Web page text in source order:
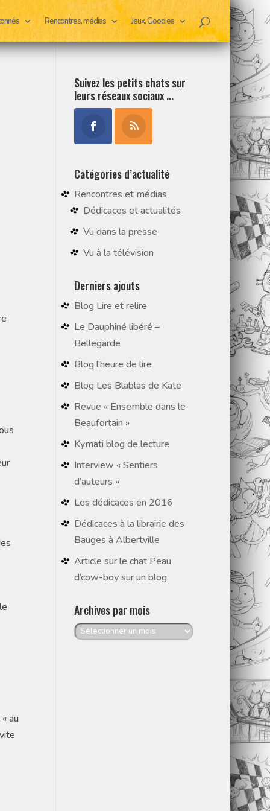
Rencontres, médias Jeux, Goodies
au
Suivez les petits chats sur
leurs réseaux sociaux ...
Catégories d’actualité
Rencontres et médias
Dédicaces et actualités
Vu dans la presse
Vu à la télévision
Derniers ajouts
Blog Lire et relire
Le Dauphiné libéré –
Bellegarde
Blog l’heure de lire
Blog Les Blablas de Kate
Revue « Ensemble dans le
Beaufortain »
Kymati blog de lecture
Interview « Sentiers
d’auteurs »
Les dédicaces en 2016
Dédicaces à la librairie des
Bauges à Albertville
Article sur le chat Peau
d’cow-boy sur un blog
Archives par mois
Archives